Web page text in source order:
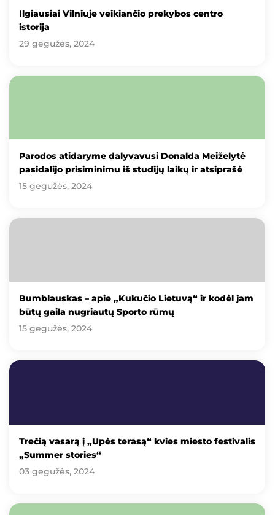
Ilgiausiai Vilniuje veikiančio prekybos centro
istorija
29 gegužės, 2024
Parodos atidaryme dalyvavusi Donalda Meiželytė
pasidalijo prisiminimu iš studijų laikų ir atsiprašė
15 gegužės, 2024
Bumblauskas – apie „Kukučio Lietuvą“ ir kodėl jam
būtų gaila nugriautų Sporto rūmų
15 gegužės, 2024
Trečią vasarą į „Upės terasą“ kvies miesto festivalis
„Summer stories“
03 gegužės, 2024